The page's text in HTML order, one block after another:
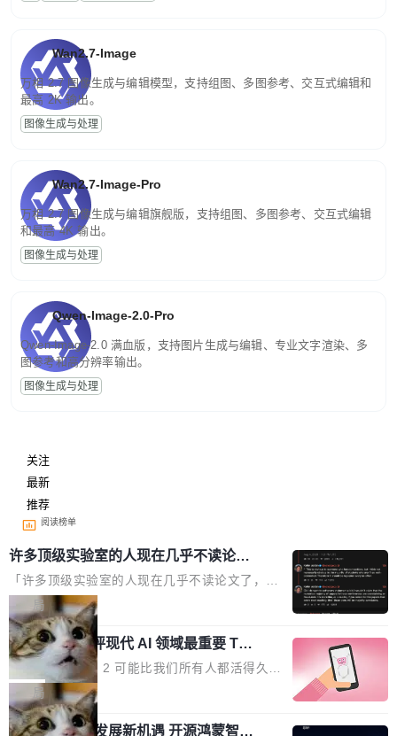
Wan2.7-Image
万相 2.7 图像生成与编辑模型，支持组图、多图参考、交互式编辑和
最高 2K 输出。
图像生成与处理
Wan2.7-Image-Pro
万相 2.7 图像生成与编辑旗舰版，支持组图、多图参考、交互式编辑
和最高 4K 输出。
图像生成与处理
Qwen-Image-2.0-Pro
Qwen-Image-2.0 满血版，支持图片生成与编辑、专业文字渲染、多
图参考和高分辨率输出。
图像生成与处理
关注
最新
推荐
阅读榜单
许多顶级实验室的人现在几乎不读论文
了
「许多顶级实验室的人现在几乎不读论文了，而
且他们认为 ICLR/ICML/NeurIPS 充斥着大量过
度宣传和欺诈。」 OpenAI 研究员 Keller Jorda
n 这条推文引发了广泛讨论。他不是在说风凉
话，他是说出了一个圈内人尽皆知但很少公开捅
破的事实。 Jordan 随后补充了一句软化声明：
「我不认为这些会议上大部分论文都在过度宣传
或造假。问题是，作为读者，如果你筛选出那些
局
xAI 前工程师评现代 AI 领域最重要 Top
3 开源项目
Flash Attention 2 可能比我们所有人都活得久。
这句话不是来自某个技术博客，而是出自 Hieu
Pham 的一条推文。Hieu Pham 是谁？他是 xAI
的早期工程师之一，在 Grok 训练基础设施团队
局
共商智能硬件发展新机遇 开源鸿蒙智能